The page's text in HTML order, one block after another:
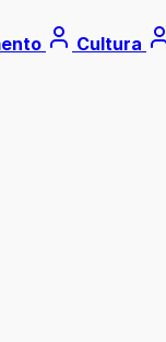
Cultura